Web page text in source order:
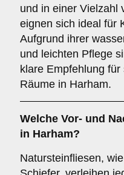
und in einer Vielzahl
eignen sich ideal für
Aufgrund ihrer
und leichten Pflege
klare Empfehlung
Räume in Harham.
Welche Vor- und
in Harham?
Natursteinfliesen,